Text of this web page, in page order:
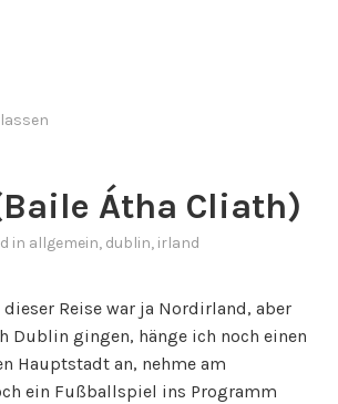
Átha Cliath)
in allgemein, dublin, irland
Reise war ja Nordirland, aber
Dublin gingen, hänge ich noch einen
Hauptstadt an, nehme am
ein Fußballspiel ins Programm